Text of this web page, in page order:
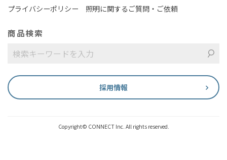
プライバシーポリシー
照明に関するご質問・ご依頼
商品検索
採用情報
Copyright© CONNECT Inc. All rights reserved.